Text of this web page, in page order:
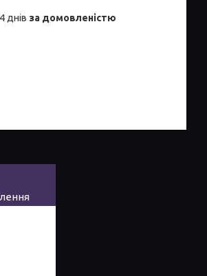
днів за домовленістю